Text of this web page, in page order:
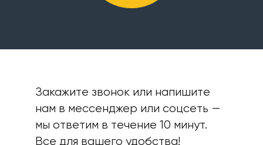
Закажите звонок или напишите
нам в мессенджер или соцсеть —
мы ответим в течение 10 минут.
Все для вашего удобства!